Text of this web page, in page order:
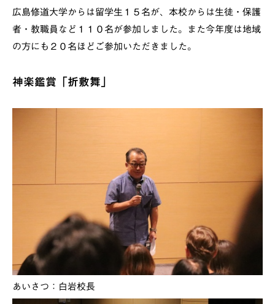
広島修道大学からは留学生１５名が、本校からは生徒・保護
者・教職員など１１０名が参加しました。また今年度は地域
の方にも２０名ほどご参加いただきました。
神楽鑑賞「折敷舞」
あいさつ：白岩校長